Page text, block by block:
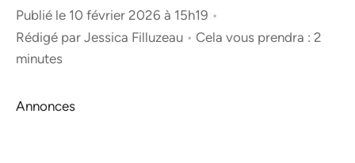
Publié le 10 février 2026 à 15h19 •
Rédigé par Jessica Filluzeau • Cela vous prendra : 2
minutes
Annonces